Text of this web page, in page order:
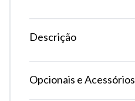
Descrição
Opcionais e Acessórios